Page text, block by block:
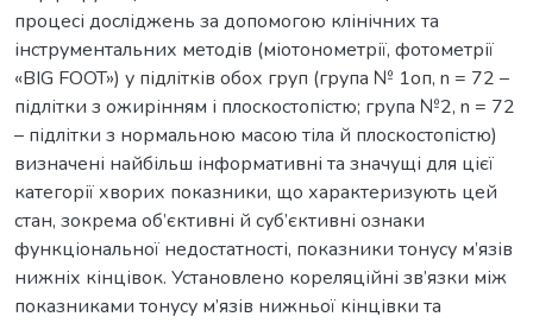
процесі досліджень за допомогою клінічних та
інструментальних методів (міотонометрії, фотометрії
«BIG FOOT») у підлітків обох груп (група № 1оп, n = 72 –
підлітки з ожирінням і плоскостопістю; група №2, n = 72
– підлітки з нормальною масою тіла й плоскостопістю)
визначені найбільш інформативні та значущі для цієї
категорії хворих показники, що характеризують цей
стан, зокрема об’єктивні й суб’єктивні ознаки
функціональної недостатності, показники тонусу м’язів
нижніх кінцівок. Установлено кореляційні зв’язки між
показниками тонусу м’язів нижньої кінцівки та